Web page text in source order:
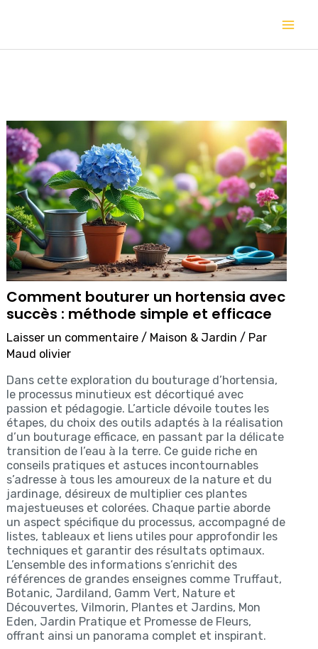
Comment bouturer un hortensia avec
succès : méthode simple et efficace
Laisser un commentaire / Maison & Jardin / Par
Maud olivier
Dans cette exploration du bouturage d’hortensia,
le processus minutieux est décortiqué avec
passion et pédagogie. L’article dévoile toutes les
étapes, du choix des outils adaptés à la réalisation
d’un bouturage efficace, en passant par la délicate
transition de l’eau à la terre. Ce guide riche en
conseils pratiques et astuces incontournables
s’adresse à tous les amoureux de la nature et du
jardinage, désireux de multiplier ces plantes
majestueuses et colorées. Chaque partie aborde
un aspect spécifique du processus, accompagné de
listes, tableaux et liens utiles pour approfondir les
techniques et garantir des résultats optimaux.
L’ensemble des informations s’enrichit des
références de grandes enseignes comme Truffaut,
Botanic, Jardiland, Gamm Vert, Nature et
Découvertes, Vilmorin, Plantes et Jardins, Mon
Eden, Jardin Pratique et Promesse de Fleurs,
offrant ainsi un panorama complet et inspirant.